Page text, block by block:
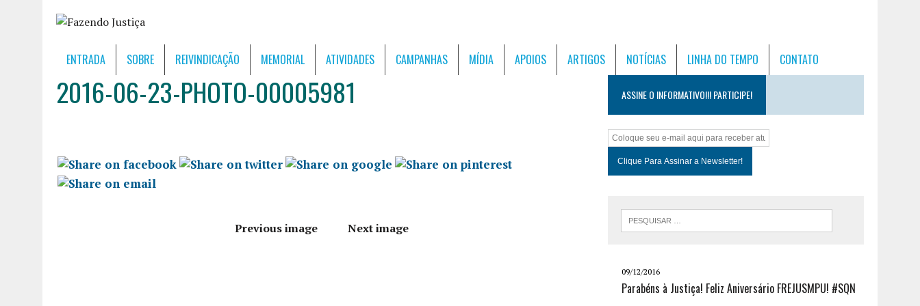
ENTRADA SOBRE REIVINDICAÇÃO MEMORIAL ATIVIDADES CAMPANHAS MÍDIA APOIOS ARTIGOS NOTÍCIAS LINHA DO TEMPO CONTATO
2016-06-23-PHOTO-00005981
Previous image Next image
ASSINE O INFORMATIVO!!! PARTICIPE!
09/12/2016
Parabéns à Justiça! Feliz Aniversário FREJUSMPU! #SQN